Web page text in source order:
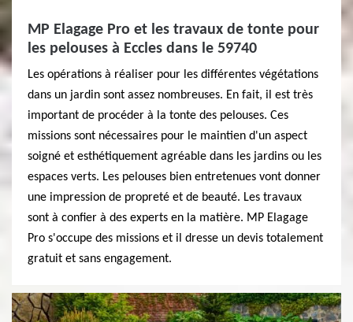
MP Elagage Pro et les travaux de tonte pour
les pelouses à Eccles dans le 59740
Les opérations à réaliser pour les différentes végétations
dans un jardin sont assez nombreuses. En fait, il est très
important de procéder à la tonte des pelouses. Ces
missions sont nécessaires pour le maintien d'un aspect
soigné et esthétiquement agréable dans les jardins ou les
espaces verts. Les pelouses bien entretenues vont donner
une impression de propreté et de beauté. Les travaux
sont à confier à des experts en la matière. MP Elagage
Pro s'occupe des missions et il dresse un devis totalement
gratuit et sans engagement.